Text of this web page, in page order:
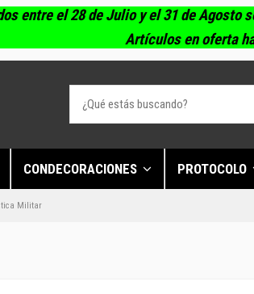
entre el 28 de Julio y el 31 de Agosto
Artículos en oferta
CONDECORACIONES PROTOCOLO
Militar